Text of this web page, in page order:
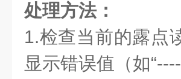
处理方法：
1.检查当前的露点
显示错误值（如“----